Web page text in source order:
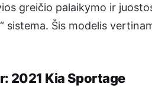
greičio palaikymo ir
sistema. Šis modelis
2021 Kia Sportage